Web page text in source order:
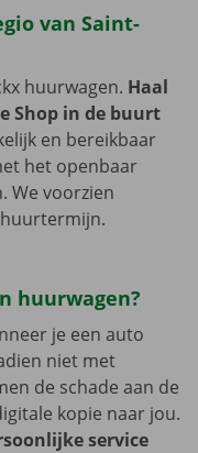
van Saint-
huurwagen. Haal
Shop in de buurt
en bereikbaar
het openbaar
We voorzien
huurwagen?
je een auto
niet met
de schade aan de
kopie naar jou.
service